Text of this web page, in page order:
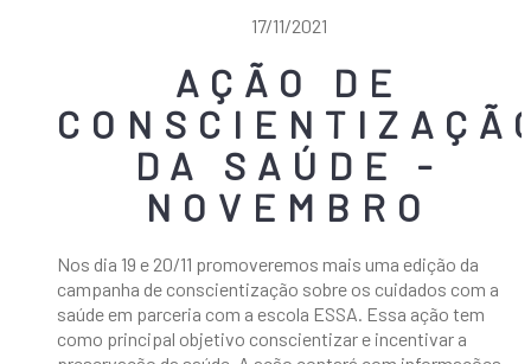
17/11/2021
AÇÃO DE
DA SAÚDE -
NOVEMBRO
Nos dia 19 e 20/11 promoveremos mais uma edição da
campanha de conscientização sobre os cuidados com a
saúde em parceria com a escola ESSA. Essa ação tem
como principal objetivo conscientizar e incentivar a